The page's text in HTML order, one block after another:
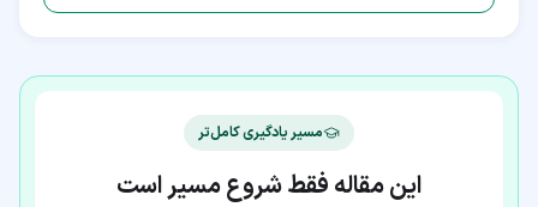
مسیر یادگیری کامل‌تر
این مقاله فقط شروع مسیر است